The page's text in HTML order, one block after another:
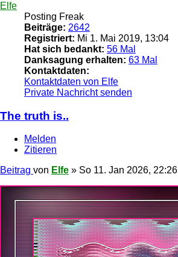
Elfe
Posting Freak
Beiträge: 2642
Registriert: Mi 1. Mai 2019, 13:04
Hat sich bedankt: 56 Mal
Danksagung erhalten: 63 Mal
Kontaktdaten:
Kontaktdaten von Elfe
Private Nachricht senden
The truth is..
Melden
Zitieren
Beitrag von Elfe » So 11. Jan 2026, 22:26